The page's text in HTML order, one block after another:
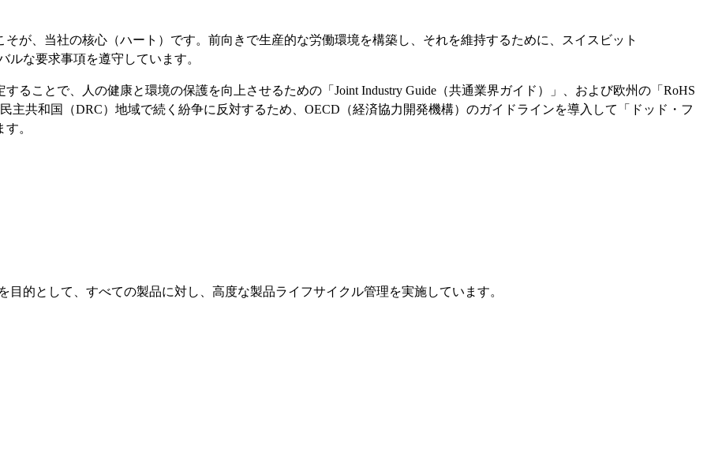
が、当社の核心（ハート）です。前向きで生産的な労働環境を構築し、それを維持するために、スイスビット
ルな要求事項を遵守しています。
ることで、人の健康と環境の保護を向上させるための「Joint Industry Guide（共通業界ガイド）」、および欧州の「RoHS
主共和国（DRC）地域で続く紛争に反対するため、OECD（経済協力開発機構）のガイドラインを導入して「ドッド・フ
。
的として、すべての製品に対し、高度な製品ライフサイクル管理を実施しています。